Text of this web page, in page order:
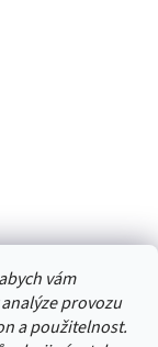
vám
provozu
a použitelnost.